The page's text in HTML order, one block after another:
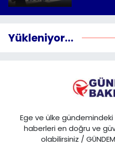
Yükleniyor...
Ege ve ülke
haberleri en doğru ve
olabilirsiniz /